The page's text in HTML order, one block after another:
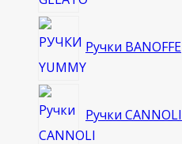
Ручки BANOFFE
Ручки CANNOLI